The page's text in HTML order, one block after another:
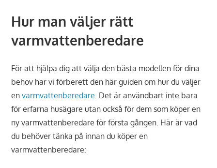
Hur man väljer rätt
varmvattenberedare
För att hjälpa dig att välja den bästa modellen för dina
behov har vi förberett den här guiden om hur du väljer
en varmvattenberedare. Det är användbart inte bara
för erfarna husägare utan också för dem som köper en
ny varmvattenberedare för första gången. Här är vad
du behöver tänka på innan du köper en
varmvattenberedare: